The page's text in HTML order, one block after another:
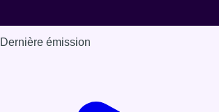
Dernière émission